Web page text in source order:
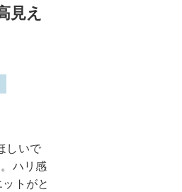
見え
しいで
ハリ感
トがと